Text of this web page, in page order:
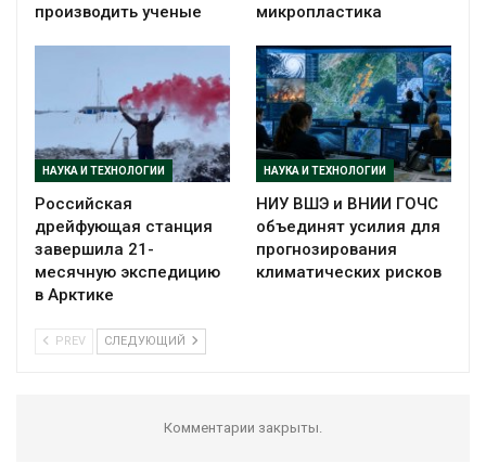
производить ученые
микропластика
НАУКА И ТЕХНОЛОГИИ
Российская
дрейфующая станция
завершила 21-
месячную экспедицию
в Арктике
НАУКА И ТЕХНОЛОГИИ
НИУ ВШЭ и ВНИИ ГОЧС
объединят усилия для
прогнозирования
климатических рисков
PREV СЛЕДУЮЩИЙ
Комментарии закрыты.